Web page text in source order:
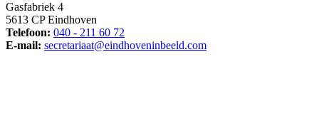
Gasfabriek 4
5613 CP Eindhoven
Telefoon: 040 - 211 60 72
E-mail: secretariaat@eindhoveninbeeld.com